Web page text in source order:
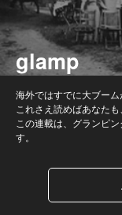
glamp
海外ではすでに大ブーム
これさえ読めばあなた
この連載は、グランピ
す。